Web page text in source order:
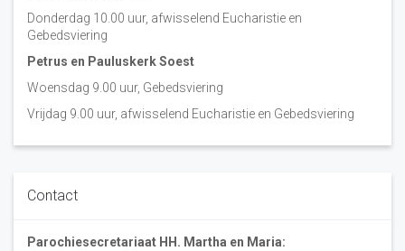
Donderdag 10.00 uur, afwisselend Eucharistie en
Gebedsviering
Petrus en Pauluskerk Soest
Woensdag 9.00 uur, Gebedsviering
Vrijdag 9.00 uur, afwisselend Eucharistie en Gebedsviering
Contact
Parochiesecretariaat HH. Martha en Maria: